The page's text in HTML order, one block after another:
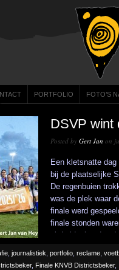
PORTFOLIO FOTO’S
DSVP wint
Posted by Gert Jan on
Een kletsnatte
bij de plaatselijke
De regenbuien
was de plek waar
finale werd
finale stonden
uit
journalistiek portfolio reclame
, Finale KNVB Districtsbeker,